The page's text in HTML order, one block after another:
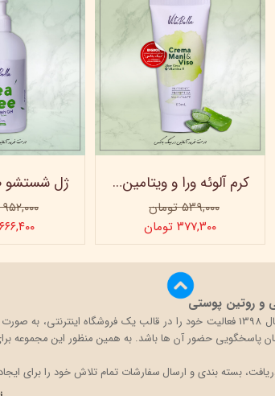
۹۵۲,۰۰۰ تومان
۶۶۶,۴۰۰
کرم آلوئه ورا و ویتامین e ویتابلا
۵۳۹,۰۰۰ تومان
۳۷۷,۳۰۰ تومان
و روتین پوستی
بیگ باکس با تکیه بر دانش و تجربه حضور در بازار محصولات مراقبت پوستی، از سال 1398
پاسخگویی حضور آن ها باشد. به همین منظور این مجموعه
بسته بندی و ارسال سفارشات تمام تلاش خود را برای